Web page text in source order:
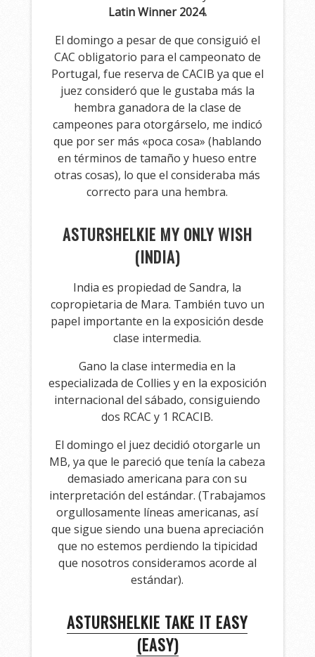
Latin Winner 2024.
El domingo a pesar de que consiguió el
CAC obligatorio para el campeonato de
Portugal, fue reserva de CACIB ya que el
juez consideró que le gustaba más la
hembra ganadora de la clase de
campeones para otorgárselo, me indicó
que por ser más «poca cosa» (hablando
en términos de tamaño y hueso entre
otras cosas), lo que el consideraba más
correcto para una hembra.
ASTURSHELKIE MY ONLY WISH
(INDIA)
India es propiedad de Sandra, la
copropietaria de Mara. También tuvo un
papel importante en la exposición desde
clase intermedia.
Gano la clase intermedia en la
especializada de Collies y en la exposición
internacional del sábado, consiguiendo
dos RCAC y 1 RCACIB.
El domingo el juez decidió otorgarle un
MB, ya que le pareció que tenía la cabeza
demasiado americana para con su
interpretación del estándar. (Trabajamos
orgullosamente líneas americanas, así
que sigue siendo una buena apreciación
que no estemos perdiendo la tipicidad
que nosotros consideramos acorde al
estándar).
ASTURSHELKIE TAKE IT EASY
(EASY)